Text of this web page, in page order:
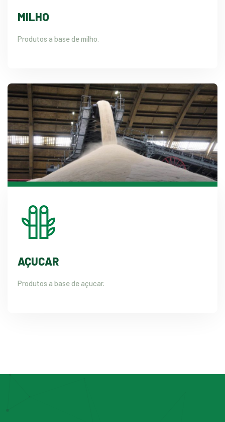
MILHO
Produtos a base de milho.
AÇUCAR
Produtos a base de açucar.